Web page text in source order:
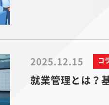
2025.12.15 コ
就業管理とは？